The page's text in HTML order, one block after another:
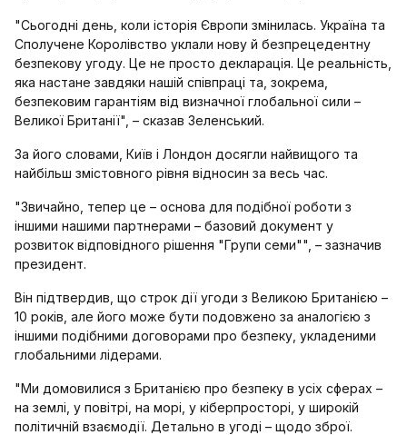
"Сьогодні день, коли історія Європи змінилась. Україна та
Сполучене Королівство уклали нову й безпрецедентну
безпекову угоду. Це не просто декларація. Це реальність,
яка настане завдяки нашій співпраці та, зокрема,
безпековим гарантіям від визначної глобальної сили –
Великої Британії", – сказав Зеленський.
За його словами, Київ і Лондон досягли найвищого та
найбільш змістовного рівня відносин за весь час.
"Звичайно, тепер це – основа для подібної роботи з
іншими нашими партнерами – базовий документ у
розвиток відповідного рішення "Групи семи"", – зазначив
президент.
Він підтвердив, що строк дії угоди з Великою Британією –
10 років, але його може бути подовжено за аналогією з
іншими подібними договорами про безпеку, укладеними
глобальними лідерами.
"Ми домовилися з Британією про безпеку в усіх сферах –
на землі, у повітрі, на морі, у кіберпросторі, у широкій
політичній взаємодії. Детально в угоді – щодо зброї.